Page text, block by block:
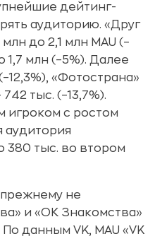
дейтинг-
аудиторию. «Друг
до 2,1 млн MAU (–
1,7 млн (–5%). Далее
«Фотострана»
тыс. (–13,7%).
игроком с ростом
аудитория
380 тыс. во втором
не
и «ОК Знакомства»
данным VK, MAU «VK